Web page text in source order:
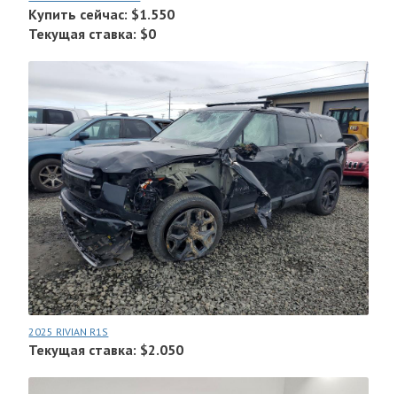
Купить сейчас: $1.550
Текущая ставка: $0
2025 RIVIAN R1S
Текущая ставка: $2.050